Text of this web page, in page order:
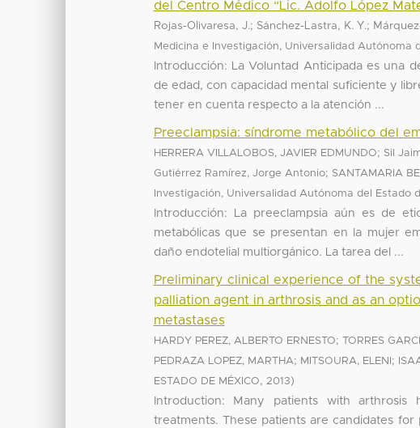
del Centro Médico “Lic. Adolfo López
Rojas-Olivaresa, J.; Sánchez-Lastra, K. Y.;
Medicina e Investigación, Universalidad Autónoma
Introducción: La Voluntad Anticipada es una
de edad, con capacidad mental suficiente y
tener en cuenta respecto a la atención ...
Preeclampsia: síndrome metabólico del
HERRERA VILLALOBOS, JAVIER EDMUNDO; Sil
Gutiérrez Ramírez, Jorge Antonio; SANTAMARIA
Investigación, Universalidad Autónoma del Estado
Introducción: La preeclampsia aún es de
metabólicas que se presentan en la mujer
daño endotelial multiorgánico. La tarea del ...
Preliminary clinical experience of the
palliation agent in arthrosis and as an
metastases
HARDY PEREZ, ALBERTO ERNESTO; TORRES
PEDRAZA LOPEZ, MARTHA; MITSOURA, ELENI ;
ESTADO DE MÉXICO, 2013)
Introduction: Many patients with
treatments. These patients are candidates for